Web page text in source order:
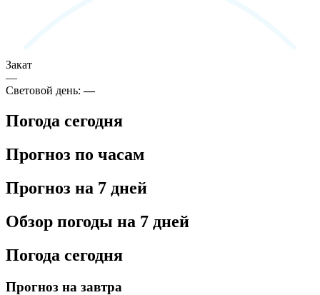
Закат
—
Световой день:—
Погода сегодня
Прогноз по часам
Прогноз на 7 дней
Обзор погоды на 7 дней
Погода сегодня
Прогноз на завтра